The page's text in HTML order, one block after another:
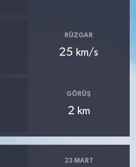
RÜZGAR
25 km/s
GÖRÜŞ
2 km
23 MART